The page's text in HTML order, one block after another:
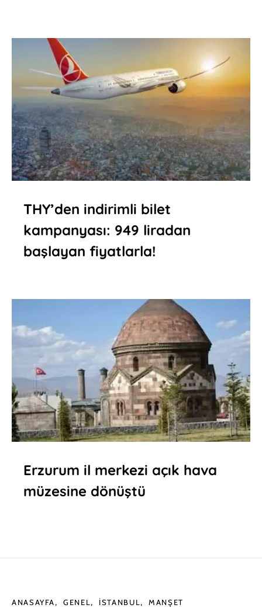
THY’den indirimli bilet
kampanyası: 949 liradan
başlayan fiyatlarla!
Erzurum il merkezi açık hava
müzesine dönüştü
ANASAYFA GENEL İSTANBUL MANŞET